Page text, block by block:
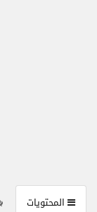
المحتويات